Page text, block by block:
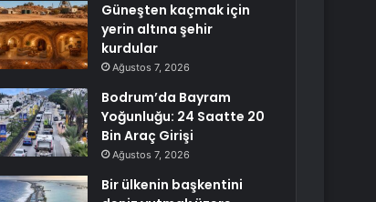
Güneşten kaçmak için
yerin altına şehir
kurdular
Ağustos 7, 2026
Bodrum’da Bayram
Yoğunluğu: 24 Saatte 20
Bin Araç Girişi
Ağustos 7, 2026
Bir ülkenin başkentini